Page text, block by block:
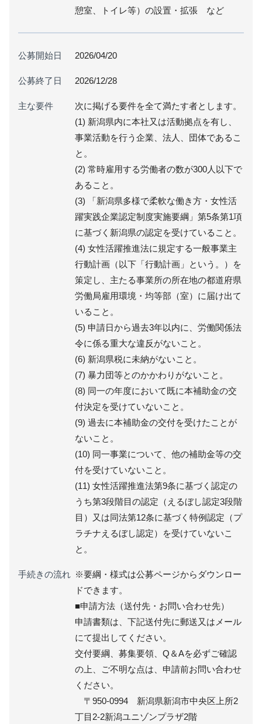
憩室、トイレ等）の設置・拡張 など
公募開始日 2026/04/20
公募終了日 2026/12/28
主な要件
次に掲げる要件を全て満たす者とします。
(1) 新潟県内に本社又は活動拠点を有し、
事業活動を行う企業、法人、団体であるこ
と。
(2) 常時雇用する労働者の数が300人以下で
あること。
(3) 「新潟県多様で柔軟な働き方・女性活
躍実践企業認定制度実施要綱」第5条第1項
に基づく新潟県の認定を受けていること。
(4) 女性活躍推進法に規定する一般事業主
行動計画（以下「行動計画」という。）を
策定し、主たる事業所の所在地の都道府県
労働局雇用環境・均等部（室）に届け出て
いること。
(5) 申請日から過去3年以内に、労働関係法
令に係る重大な違反がないこと。
(6) 新潟県税に未納がないこと。
(7) 暴力団等とのかかわりがないこと。
(8) 同一の年度において既に本補助金の交
付決定を受けていないこと。
(9) 過去に本補助金の交付を受けたことが
ないこと。
(10) 同一事業について、他の補助金等の交
付を受けていないこと。
(11) 女性活躍推進法第9条に基づく認定の
うち第3段階目の認定（えるぼし認定3段階
目）又は同法第12条に基づく特例認定（プ
ラチナえるぼし認定）を受けていないこ
と。
手続きの流れ ※要綱・様式は公募ページからダウンロー
ドできます。
■申請方法（送付先・お問い合わせ先）
申請書類は、下記送付先に郵送又はメール
にて提出してください。
交付要綱、募集要領、Q＆Aを必ずご確認
の上、ご不明な点は、申請前お問い合わせ
ください。
〒950-0994 新潟県新潟市中央区上所2
丁目2-2新潟ユニゾンプラザ2階